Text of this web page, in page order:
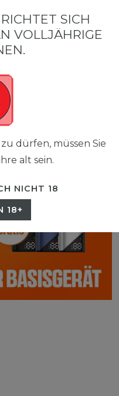
0
0,00 EUR
SICH
VOLLJÄHRIGE P
dürfen, müssen Sie
alt sein.
NICHT 18
18+